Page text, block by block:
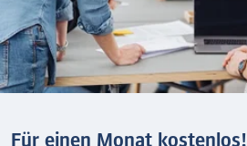
Für einen Monat kostenlos!